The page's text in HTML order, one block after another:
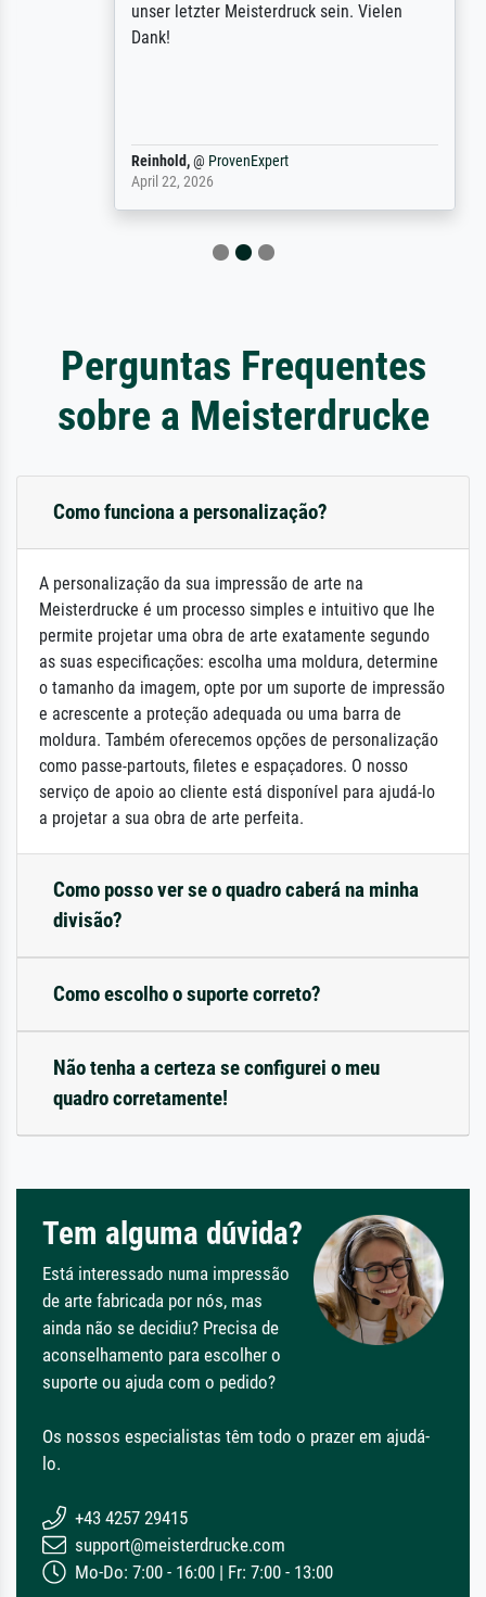
unser letzter Meisterdruck sein. Vielen
Reinhold,@ProvenExpert
April 22, 2026
Perguntas Frequentes
sobre a Meisterdrucke
Como funciona a personalização?
A personalização da sua impressão de arte na
Meisterdrucke é um processo simples e intuitivo que lhe
permite projetar uma obra de arte exatamente segundo
as suas especificações: escolha uma moldura, determine
o tamanho da imagem, opte por um suporte de impressão
e acrescente a proteção adequada ou uma barra de
moldura. Também oferecemos opções de personalização
como passe-partouts, filetes e espaçadores. O nosso
serviço de apoio ao cliente está disponível para ajudá-lo
a projetar a sua obra de arte perfeita.
Como posso ver se o quadro caberá na minha
divisão?
Como escolho o suporte correto?
Não tenha a certeza se configurei o meu
quadro corretamente!
Tem alguma dúvida?
Está interessado numa impressão
de arte fabricada por nós, mas
ainda não se decidiu? Precisa de
aconselhamento para escolher o
suporte ou ajuda com o pedido?
Os nossos especialistas têm todo o prazer em ajudá-
lo.
+43 4257 29415
support@meisterdrucke.com
Mo-Do: 7:00 - 16:00 | Fr: 7:00 - 13:00